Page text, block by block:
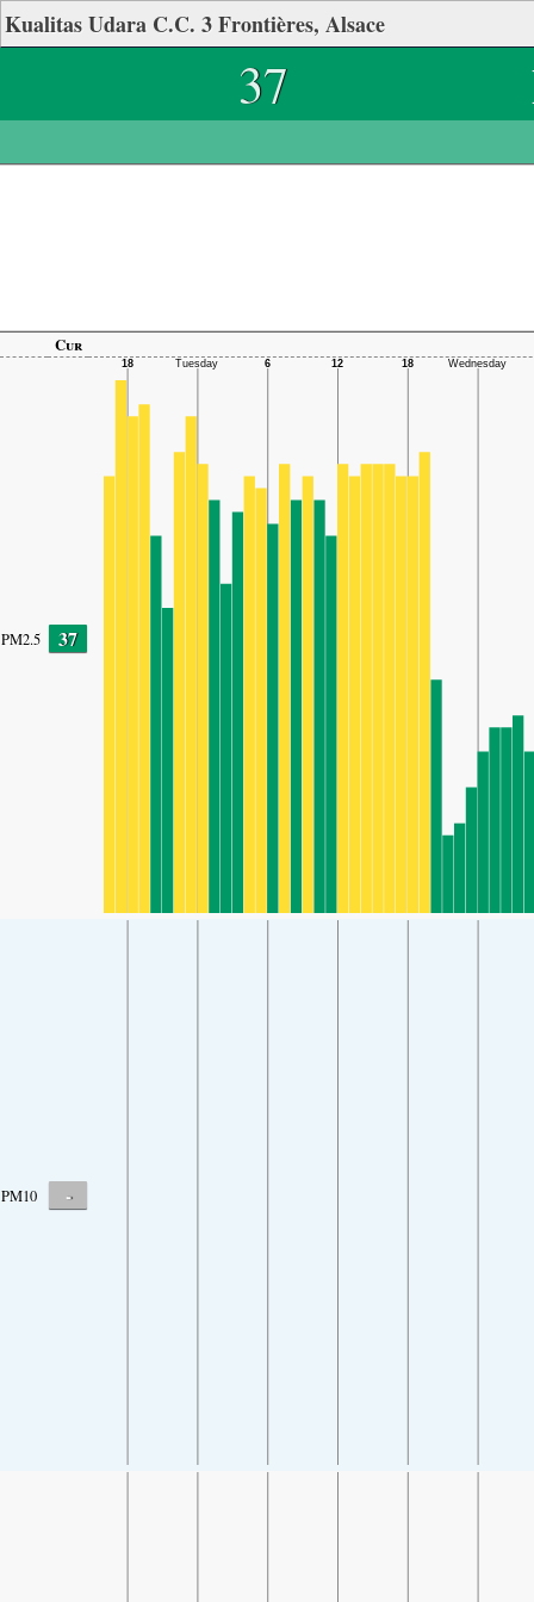
Kualitas Udara C.C. 3 Frontières, Alsace
37
Cur
PM2.5 37
PM10 -